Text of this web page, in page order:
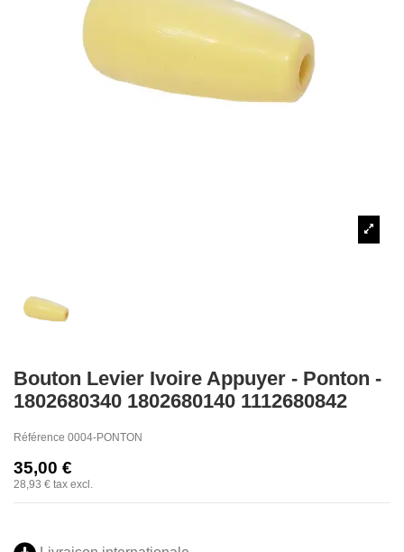
Bouton Levier Ivoire Appuyer - Ponton -
1802680340 1802680140 1112680842
Référence 0004-PONTON
35,00 €
28,93 € tax excl.